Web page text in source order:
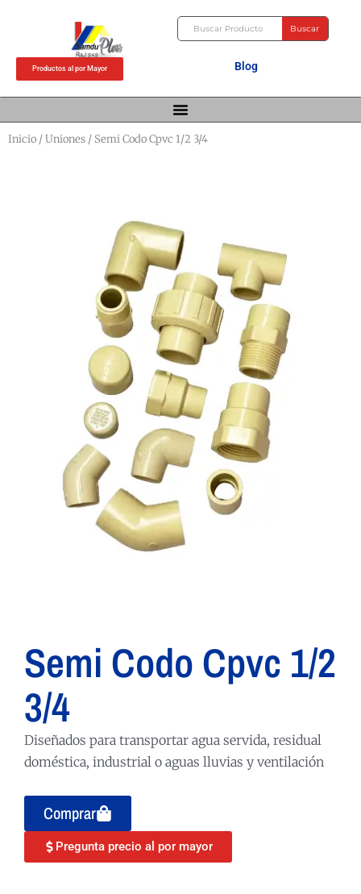
Buscar Buscar
Productos al por Mayor Blog
Inicio /Uniones / Semi Codo Cpvc 1/2 3/4
Semi Codo Cpvc 1/2
3/4
Diseñados para transportar agua servida, residual
doméstica, industrial o aguas lluvias y ventilación
Comprar
Pregunta precio al por mayor